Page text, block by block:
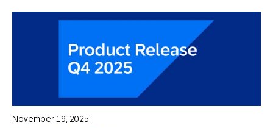
November 19, 2025